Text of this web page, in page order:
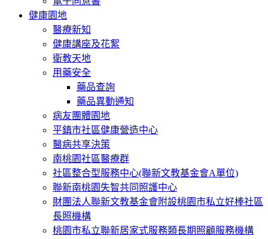
健康園地
醫療新知
健康講座及花絮
衛教天地
用藥安全
藥品查詢
藥品異動通知
病友團體園地
平鎮市社區健康營造中心
醫病共享決策
南桃園社區醫療群
社區整合型服務中心(聯新文教基金會A單位)
聯新南桃園失智共同照護中心
財團法人聯新文教基金會附設桃園市私立好棒社區
長照機構
桃園市私立聯新居家式服務類長期照顧服務機構